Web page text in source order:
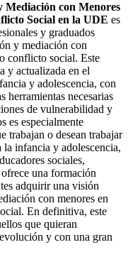
con Menores
Social en la UDE es
y graduados
y mediación con
conflicto social. Este
y actualizada en el
y adolescencia, con
herramientas necesarias
de vulnerabilidad y
es especialmente
trabajan o desean trabajar
infancia y adolescencia,
sociales,
una formación
adquirir una visión
con menores en
En definitiva, este
que quieran
y con una gran